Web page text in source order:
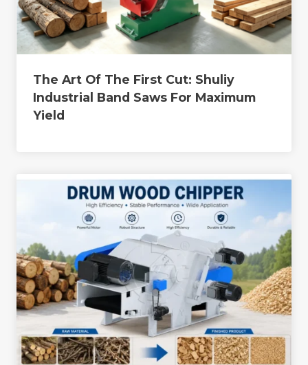
The Art Of The First Cut: Shuliy
Industrial Band Saws For Maximum
Yield